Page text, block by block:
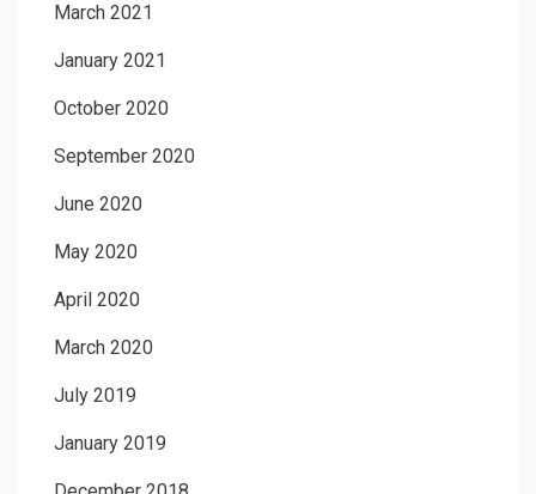
March 2021
January 2021
October 2020
September 2020
June 2020
May 2020
April 2020
March 2020
July 2019
January 2019